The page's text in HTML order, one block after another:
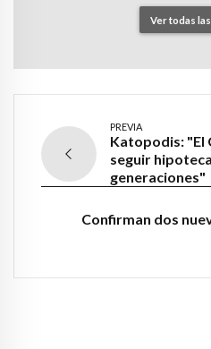
Ver todas
PREVIA
Katopodis: "El
seguir
generaciones"
Confirman dos